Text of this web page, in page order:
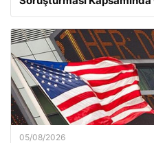
05/08/2026